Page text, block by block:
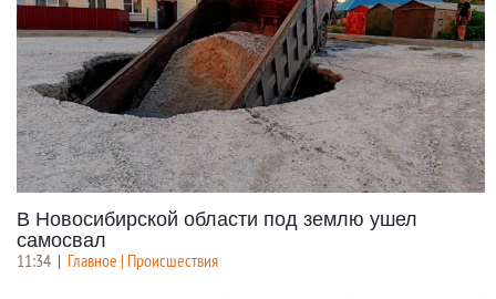
В Новосибирской области под землю ушел
самосвал
11:34 Главное | Происшествия